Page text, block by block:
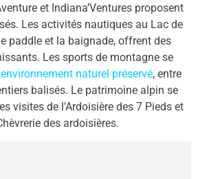
et Indiana’Ventures proposent
Les activités nautiques au Lac de
paddle et la baignade, offrent des
Les sports de montagne se
environnement naturel préservé, entre
balisés. Le patrimoine alpin se
visites de l’Ardoisière des 7 Pieds et
des ardoisières.